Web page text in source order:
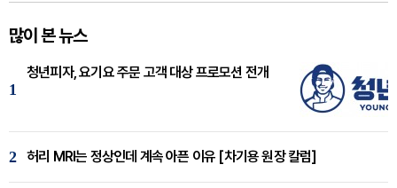
많이 본 뉴스
1
청년피자, 요기요 주문 고객 대상 프로모션 전개
2 허리 MRI는 정상인데 계속 아픈 이유 [차기용 원장 칼럼]